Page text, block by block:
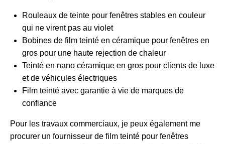
Rouleaux de teinte pour fenêtres stables en couleur
qui ne virent pas au violet
Bobines de film teinté en céramique pour fenêtres en
gros pour une haute rejection de chaleur
Teinté en nano céramique en gros pour clients de luxe
et de véhicules électriques
Film teinté avec garantie à vie de marques de
confiance
Pour les travaux commerciaux, je peux également me
procurer un fournisseur de film teinté pour fenêtres